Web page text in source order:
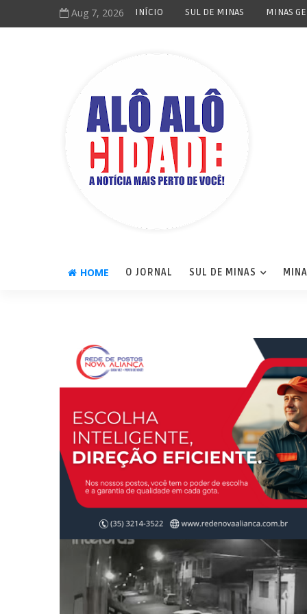
Aug 7, 2026 INÍCIO SUL DE MINAS MINAS
HOME O JORNAL SUL DE MINAS